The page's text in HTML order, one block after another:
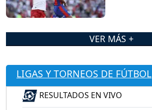
VER MÁS +
LIGAS Y TORNEOS DE FÚTBOL
RESULTADOS EN VIVO